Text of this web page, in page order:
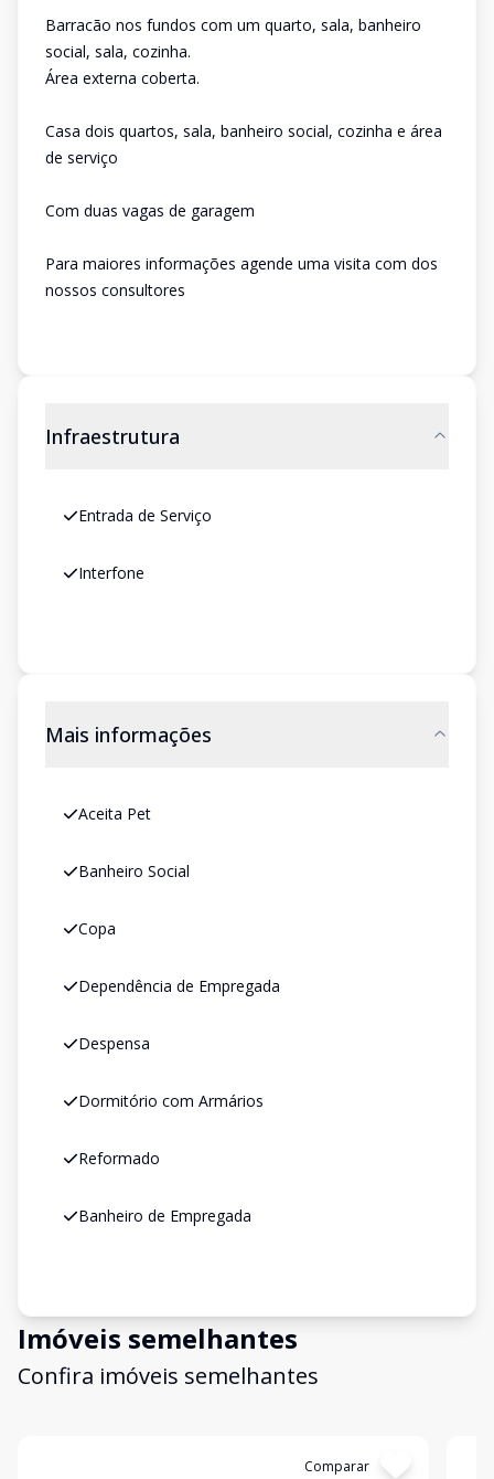
Barracão nos fundos com um quarto, sala, banheiro
social, sala, cozinha.
Área externa coberta.
Casa dois quartos, sala, banheiro social, cozinha e área
de serviço
Com duas vagas de garagem
Para maiores informações agende uma visita com dos
nossos consultores
Infraestrutura
Entrada de Serviço
Interfone
Mais informações
Aceita Pet
Banheiro Social
Copa
Dependência de Empregada
Despensa
Dormitório com Armários
Reformado
Banheiro de Empregada
Imóveis semelhantes
Confira imóveis semelhantes
Comparar